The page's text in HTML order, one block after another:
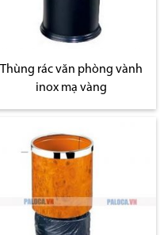
Thùng rác văn phòng vành
inox mạ vàng